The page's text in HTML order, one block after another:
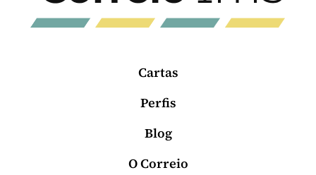
Cartas
Perfis
Blog
O Correio